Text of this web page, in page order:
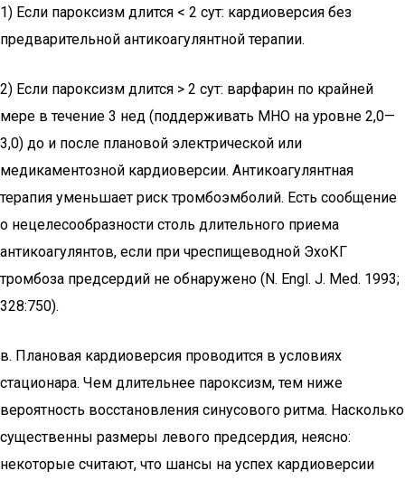
1) Если пароксизм длится < 2 сут: кардиоверсия без
предварительной антикоагулянтной терапии.
2) Если пароксизм длится > 2 сут: варфарин по крайней
мере в течение 3 нед (поддерживать МНО на уровне 2,0—
3,0) до и после плановой электрической или
медикаментозной кардиоверсии. Антикоагулянтная
терапия уменьшает риск тромбоэмболий. Есть сообщение
о нецелесообразности столь длительного приема
антикоагулянтов, если при чреспищеводной ЭхоКГ
тромбоза предсердий не обнаружено (N. Engl. J. Med. 1993;
328:750).
в. Плановая кардиоверсия проводится в условиях
стационара. Чем длительнее пароксизм, тем ниже
вероятность восстановления синусового ритма. Насколько
существенны размеры левого предсердия, неясно:
некоторые считают, что шансы на успех кардиоверсии